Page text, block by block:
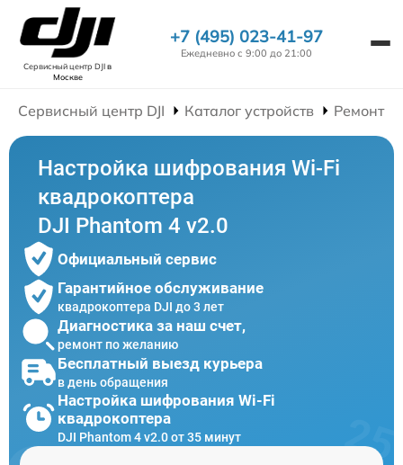
Сервисный центр DJIв
Москве
+7 (495) 023-41-97
Ежедневно с 9:00 до 21:00
Сервисный центр DJI Каталог устройств Ремонт
Настройка шифрования Wi-Fi
квадрокоптера
DJI Phantom 4 v2.0
Официальный сервис
Гарантийное обслуживание
квадрокоптера DJI до 3 лет
Диагностика за наш счет,
ремонт по желанию
Бесплатный выезд курьера
в день обращения
Настройка шифрования Wi-Fi
квадрокоптера
DJI Phantom 4 v2.0 от 35 минут